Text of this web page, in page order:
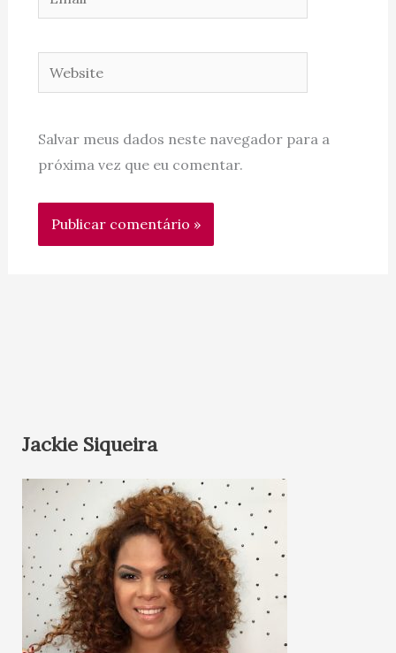
Website
Salvar meus dados neste navegador para a
próxima vez que eu comentar.
Jackie Siqueira